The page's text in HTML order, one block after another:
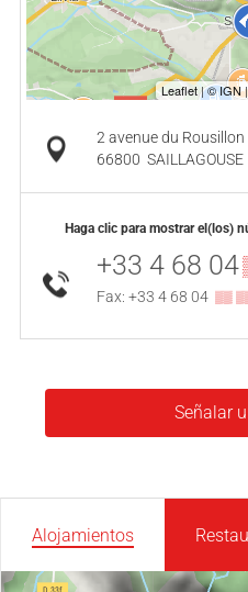
2 avenue du Rousillon
66800 SAILLAGOUSE
Haga clic para mostrar el(los)
+33 4 68 04
Fax: +33 4 68 04 ▒▒
Señalar
Alojamientos